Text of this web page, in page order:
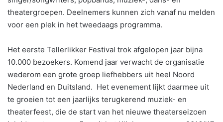
theatergroepen. Deelnemers kunnen zich vanaf nu melden
voor een plek in het tweedaags programma.
Het eerste Tellerlikker Festival trok afgelopen jaar bijna
10.000 bezoekers. Komend jaar verwacht de organisatie
wederom een grote groep liefhebbers uit heel Noord
Nederland en Duitsland. Het evenement lijkt daarmee uit
te groeien tot een jaarlijks terugkerend muziek- en
theaterfeest, die de start van het nieuwe theaterseizoen